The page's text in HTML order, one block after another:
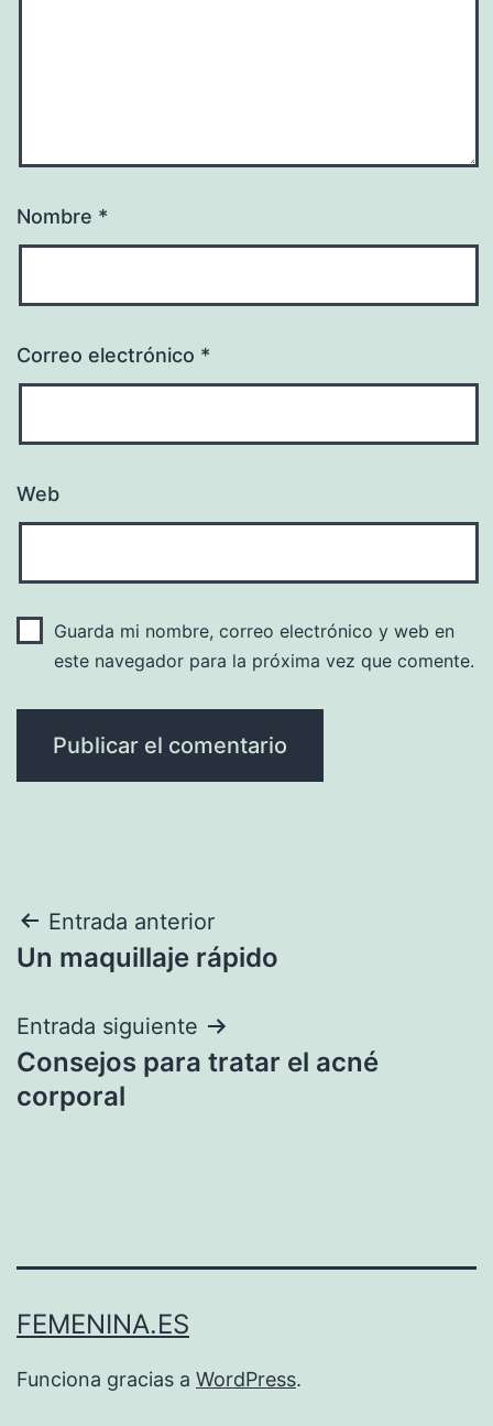
Nombre *
Correo electrónico *
Web
Guarda mi nombre, correo electrónico y web en
este navegador para la próxima vez que comente.
Navegación
de
entradas
Entrada anterior
Un maquillaje rápido
Entrada siguiente
Consejos para tratar el acné
corporal
FEMENINA.ES
Funciona gracias a WordPress.